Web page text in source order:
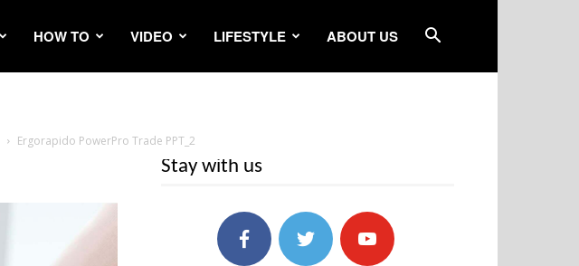
HOW TO VIDEO LIFESTYLE ABOUT US
Ergorapido PowerPro Trade PPT_2
Stay with us